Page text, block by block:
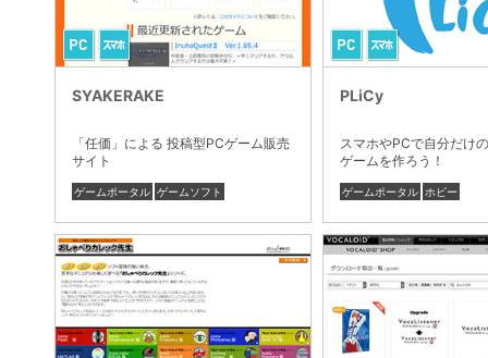
SYAKERAKE
「任価」による 投稿型PCゲーム販売
サイト
ゲームポータル ゲームソフト
PLiCy
スマホやPCで自分だけ
ゲームを作ろう！
ゲームポータル ホビー